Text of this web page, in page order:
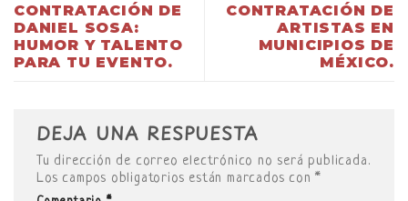
CONTRATACIÓN DE
DANIEL SOSA:
HUMOR Y TALENTO
PARA TU EVENTO.
CONTRATACIÓN DE
ARTISTAS EN
MUNICIPIOS DE
MÉXICO.
DEJA UNA RESPUESTA
Tu dirección de correo electrónico no será publicada.
Los campos obligatorios están marcados con*